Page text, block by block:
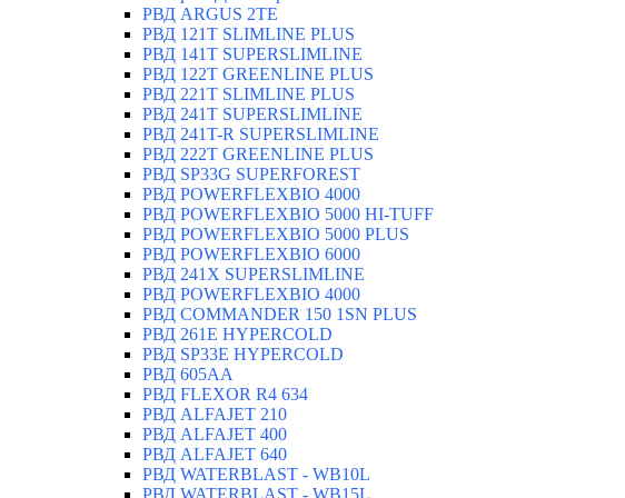
РВД ARGUS 2TE
РВД 121T SLIMLINE PLUS
РВД 141T SUPERSLIMLINE
РВД 122T GREENLINE PLUS
РВД 221T SLIMLINE PLUS
РВД 241T SUPERSLIMLINE
РВД 241T-R SUPERSLIMLINE
РВД 222T GREENLINE PLUS
РВД SP33G SUPERFOREST
РВД POWERFLEXBIO 4000
РВД POWERFLEXBIO 5000 HI-TUFF
РВД POWERFLEXBIO 5000 PLUS
РВД POWERFLEXBIO 6000
РВД 241X SUPERSLIMLINE
РВД POWERFLEXBIO 4000
РВД СOMMANDER 150 1SN PLUS
РВД 261E HYPERCOLD
РВД SP33E HYPERCOLD
РВД 605AA
РВД FLEXOR R4 634
РВД ALFAJET 210
РВД ALFAJET 400
РВД ALFAJET 640
РВД WATERBLAST - WB10L